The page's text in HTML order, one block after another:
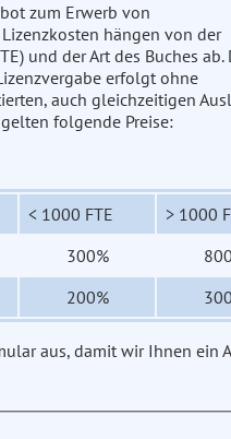
zum Erwerb von
hängen von der
und der Art des Buches ab.
erfolgt ohne
auch gleichzeitigen
gelten folgende Preise:
< 1000 FTE
> 1000
300%
200%
aus, damit wir Ihnen ein